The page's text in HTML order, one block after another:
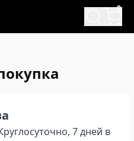
0
7 дней в